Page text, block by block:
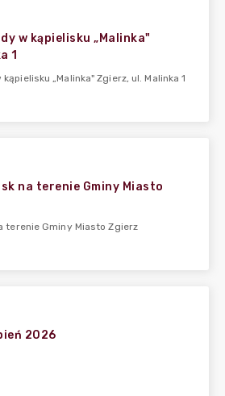
w kąpielisku „Malinka"
1
„Malinka" Zgierz, ul. Malinka 1
na terenie Gminy Miasto
terenie Gminy Miasto Zgierz
2026